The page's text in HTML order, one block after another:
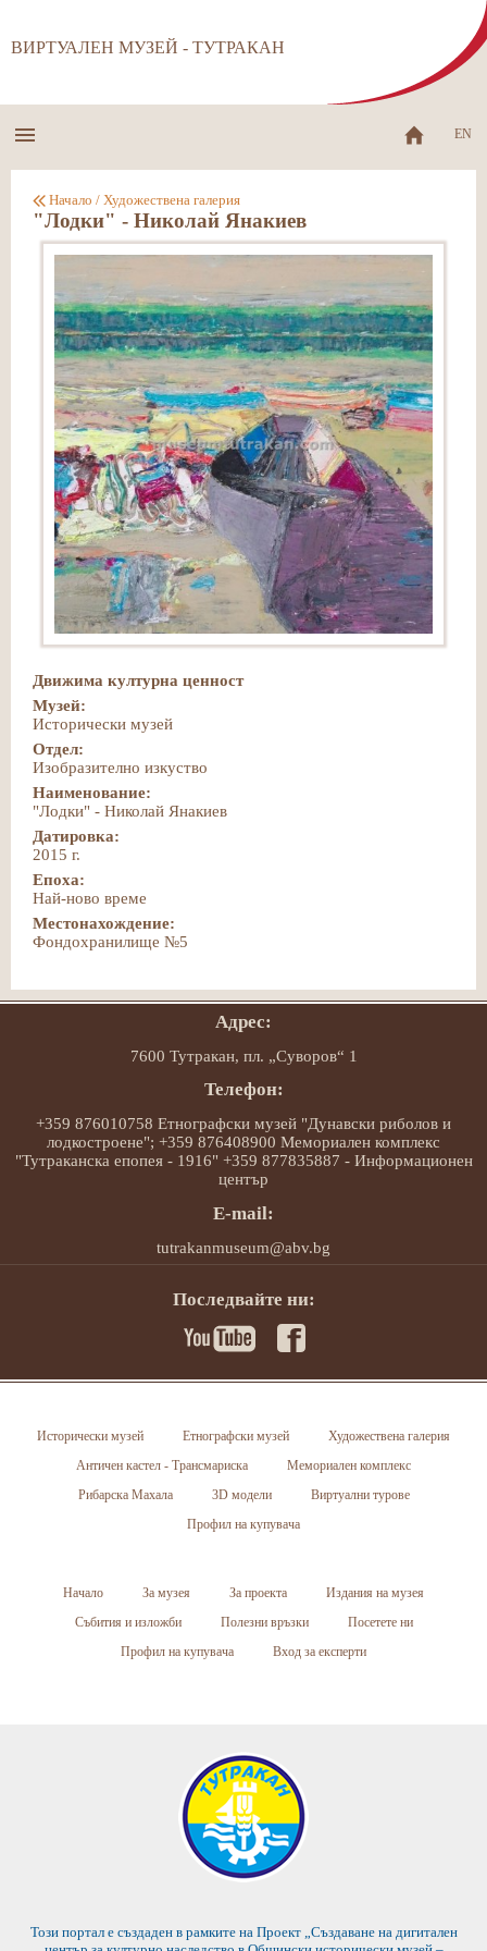
ВИРТУАЛЕН МУЗЕЙ - ТУТРАКАН
EN
Начало / Художествена галерия
"Лодки" - Николай Янакиев
Движима културна ценност
Музей:
Исторически музей
Отдел:
Изобразително изкуство
Наименование:
"Лодки" - Николай Янакиев
Датировка:
2015 г.
Епоха:
Най-ново време
Местонахождение:
Фондохранилище №5
Адрес:
7600 Тутракан, пл. „Суворов“ 1
Телефон:
+359 876010758 Етнографски музей "Дунавски риболов и
лодкостроене"; +359 876408900 Мемориален комплекс
"Тутраканска епопея - 1916" +359 877835887 - Информационен
център
E-mail:
tutrakanmuseum@abv.bg
Последвайте ни:
Исторически музей Етнографски музей
Художествена галерия
Античен кастел - Трансмариска
Мемориален комплекс
Рибарска Махала
3D модели
Виртуални турове
Профил на купувача
Начало За музея За проекта
Издания на музея
Събития и изложби
Полезни връзки
Посетете ни
Профил на купувача
Вход за експерти
Този портал е създаден в рамките на Проект „Създаване на дигитален